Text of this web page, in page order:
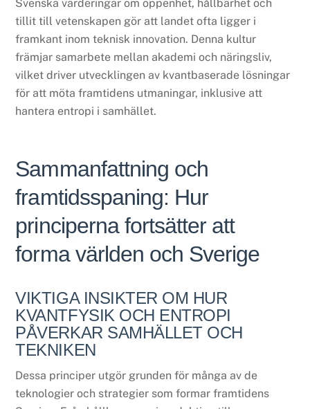
Svenska värderingar om öppenhet, hållbarhet och
tillit till vetenskapen gör att landet ofta ligger i
framkant inom teknisk innovation. Denna kultur
främjar samarbete mellan akademi och näringsliv,
vilket driver utvecklingen av kvantbaserade lösningar
för att möta framtidens utmaningar, inklusive att
hantera entropi i samhället.
Sammanfattning och
framtidsspaning: Hur
principerna fortsätter att
forma världen och Sverige
VIKTIGA INSIKTER OM HUR
KVANTFYSIK OCH ENTROPI
PÅVERKAR SAMHÄLLET OCH
TEKNIKEN
Dessa principer utgör grunden för många av de
teknologier och strategier som formar framtidens